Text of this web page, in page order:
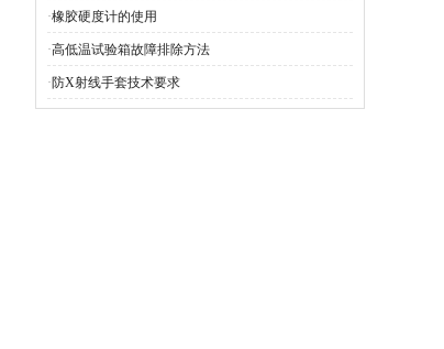
·橡胶硬度计的使用
·高低温试验箱故障排除方法
·防X射线手套技术要求